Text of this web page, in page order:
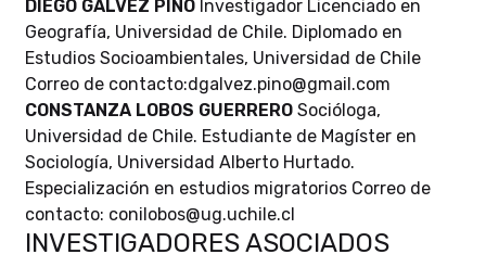
DIEGO GÁLVEZ PINO Investigador Licenciado en
Geografía, Universidad de Chile. Diplomado en
Estudios Socioambientales, Universidad de Chile
Correo de contacto:dgalvez.pino@gmail.com
CONSTANZA LOBOS GUERRERO Socióloga,
Universidad de Chile. Estudiante de Magíster en
Sociología, Universidad Alberto Hurtado.
Especialización en estudios migratorios Correo de
contacto: conilobos@ug.uchile.cl
INVESTIGADORES ASOCIADOS